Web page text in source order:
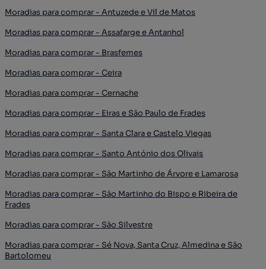
Moradias para comprar - Antuzede e Vil de Matos
Moradias para comprar - Assafarge e Antanhol
Moradias para comprar - Brasfemes
Moradias para comprar - Ceira
Moradias para comprar - Cernache
Moradias para comprar - Eiras e São Paulo de Frades
Moradias para comprar - Santa Clara e Castelo Viegas
Moradias para comprar - Santo António dos Olivais
Moradias para comprar - São Martinho de Árvore e Lamarosa
Moradias para comprar - São Martinho do Bispo e Ribeira de
Frades
Moradias para comprar - São Silvestre
Moradias para comprar - Sé Nova, Santa Cruz, Almedina e São
Bartolomeu